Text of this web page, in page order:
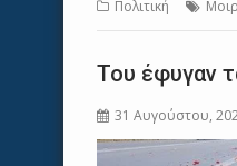
Πολιτική
Του έφυγαν
31 Αυγούστου,